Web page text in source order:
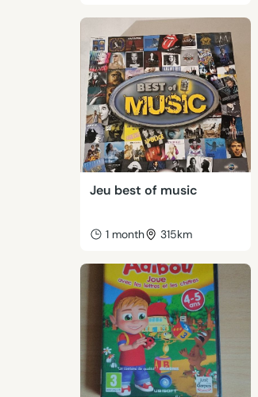
Jeu best of music
1 month 315km